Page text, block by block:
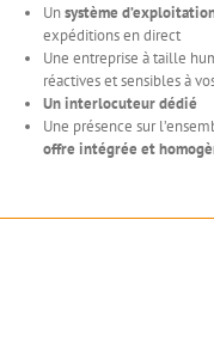
Unsystème
expéditions en direct
Une entreprise à taille
réactives et sensibles à
Un interlocuteur dédié
Une présence sur
offre intégrée et